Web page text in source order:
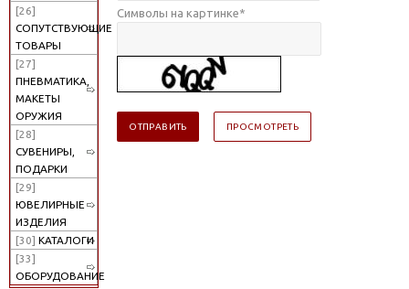
[26]
СОПУТСТВУЮЩИЕ
ТОВАРЫ
[27]
ПНЕВМАТИКА,
МАКЕТЫ
ОРУЖИЯ
[28]
СУВЕНИРЫ,
ПОДАРКИ
[29]
ЮВЕЛИРНЫЕ
ИЗДЕЛИЯ
[30] КАТАЛОГИ
[33]
ОБОРУДОВАНИЕ
Символы на картинке*